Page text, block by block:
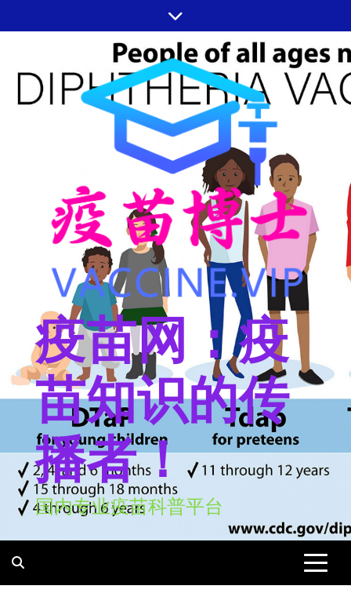
至
疫苗网：疫
苗知识的传
播者！
国内专业疫苗科普平台